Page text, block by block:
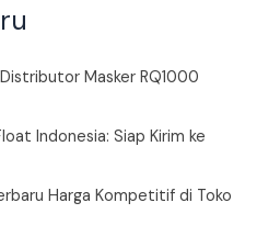
Masker RQ1000
Indonesia: Siap Kirim ke
Harga Kompetitif di Toko